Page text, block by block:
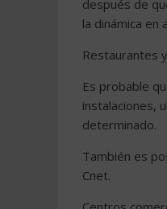
después de
la dinámica en
Restaurantes
Es probable
instalaciones,
determinado.
También es
Cnet.